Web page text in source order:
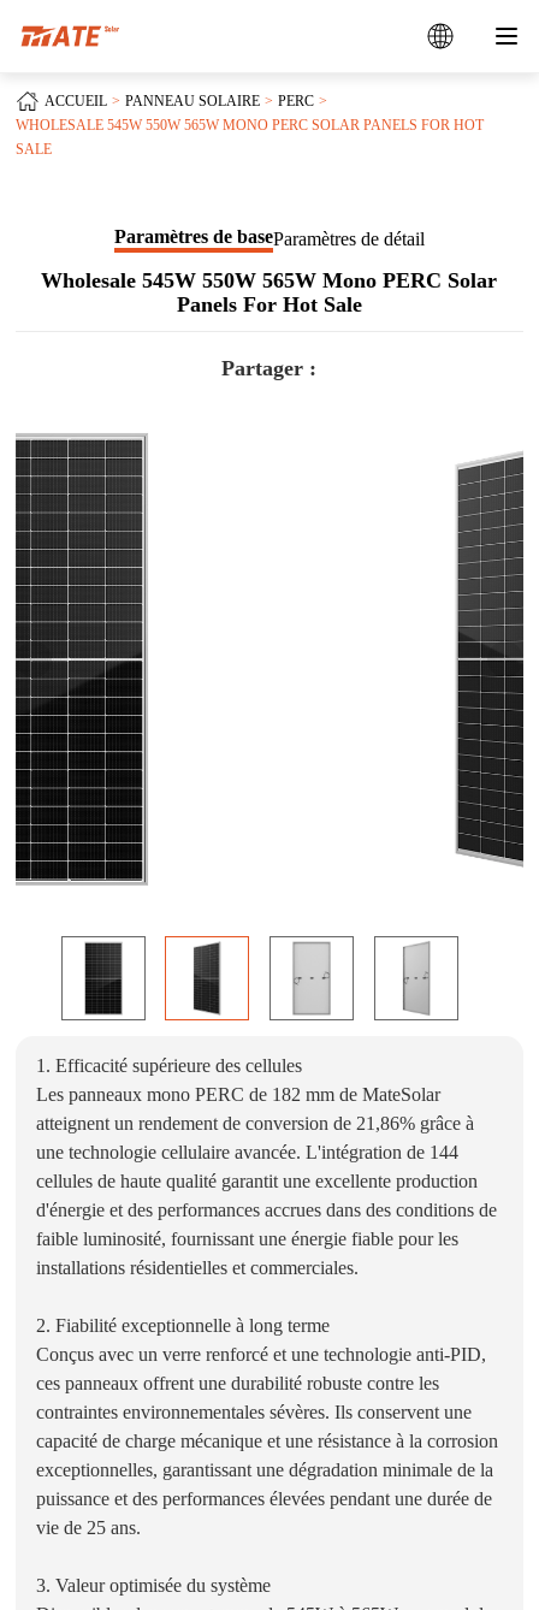
ACCUEIL PANNEAU SOLAIRE
PERC
WHOLESALE 545W 550W 565W MONO PERC SOLAR PANELS FOR HOT
SALE
Paramètres de baseParamètres de détail
Wholesale 545W 550W 565W Mono PERC Solar
Panels For Hot Sale
Partager :
1. Efficacité supérieure des cellules
Les panneaux mono PERC de 182 mm de MateSolar
atteignent un rendement de conversion de 21,86% grâce à
une technologie cellulaire avancée. L'intégration de 144
cellules de haute qualité garantit une excellente production
d'énergie et des performances accrues dans des conditions de
faible luminosité, fournissant une énergie fiable pour les
installations résidentielles et commerciales.
2. Fiabilité exceptionnelle à long terme
Conçus avec un verre renforcé et une technologie anti-PID,
ces panneaux offrent une durabilité robuste contre les
contraintes environnementales sévères. Ils conservent une
capacité de charge mécanique et une résistance à la corrosion
exceptionnelles, garantissant une dégradation minimale de la
puissance et des performances élevées pendant une durée de
vie de 25 ans.
3. Valeur optimisée du système